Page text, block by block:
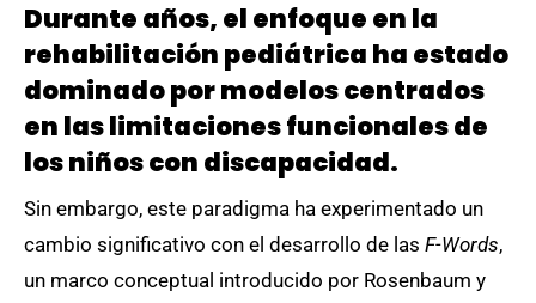
Durante años, el enfoque en la
rehabilitación pediátrica ha estado
dominado por modelos centrados
en las limitaciones funcionales de
los niños con discapacidad.
Sin embargo, este paradigma ha experimentado un
cambio significativo con el desarrollo de las F-Words,
un marco conceptual introducido por Rosenbaum y